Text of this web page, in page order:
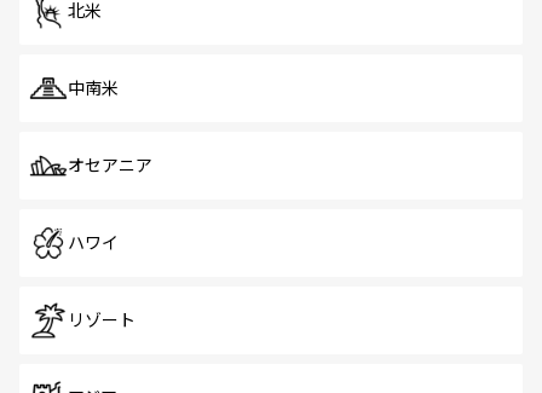
北米
中南米
オセアニア
ハワイ
リゾート